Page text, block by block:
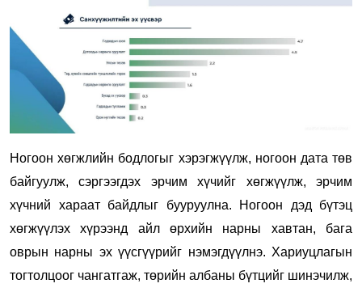
Ногоон хөгжлийн бодлогыг хэрэгжүүлж, ногоон дата төв
байгуулж, сэргээгдэх эрчим хүчийг хөгжүүлж, эрчим
хүчний хараат байдлыг бууруулна. Ногоон дэд бүтэц
хөгжүүлэх хүрээнд айл өрхийн нарны хавтан, бага
оврын нарны эх үүсгүүрийг нэмэгдүүлнэ. Хариуцлагын
тогтолцоог чангатгаж, төрийн албаны бүтцийг шинэчилж,